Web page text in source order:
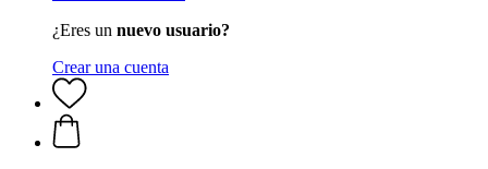
¿Eres un nuevo usuario?
Crear una cuenta